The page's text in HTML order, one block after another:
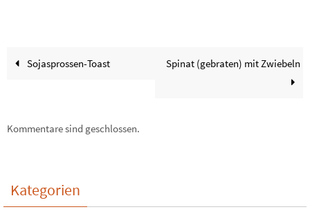
Sojasprossen-Toast Spinat (gebraten) mit Zwiebeln
Kommentare sind geschlossen.
Kategorien